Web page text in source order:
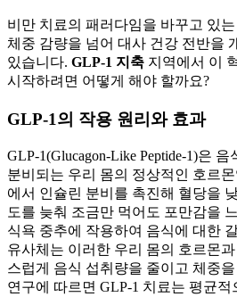
비만 치료의 패러다임을 바꾸고 있
체중 감량을 넘어 대사 건강 전반을
있습니다. GLP-1 지축 지역에서 이
시작하려면 어떻게 해야 할까요?
GLP-1의 작용 원리와 효과
GLP-1(Glucagon-Like Peptide-1)은
분비되는 우리 몸의 정상적인 호르
에서 인슐린 분비를 촉진해 혈당을
도를 늦춰 조금만 먹어도 포만감을
식욕 중추에 작용하여 음식에 대한
유사체는 이러한 우리 몸의 호르몬
스럽게 음식 섭취량을 줄이고 체중
연구에 따르면 GLP-1 치료는 평균